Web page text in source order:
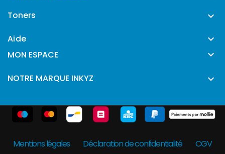
Toners 
Aide 
MON ESPACE 
NOTRE MARQUE INKYZ 
Mentions légales Déclaration de confidentialité CGV